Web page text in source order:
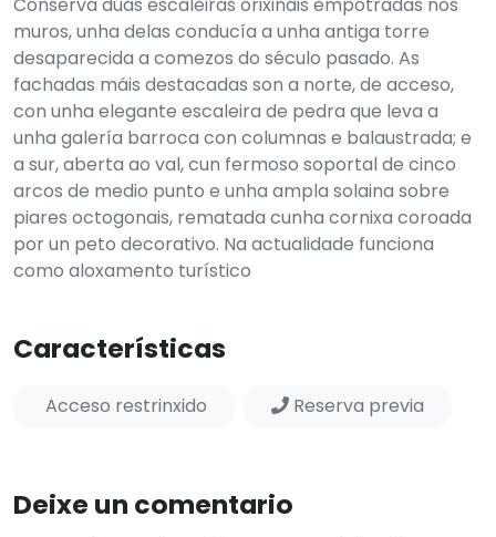
Conserva dúas escaleiras orixinais empotradas nos
muros, unha delas conducía a unha antiga torre
desaparecida a comezos do século pasado. As
fachadas máis destacadas son a norte, de acceso,
con unha elegante escaleira de pedra que leva a
unha galería barroca con columnas e balaustrada; e
a sur, aberta ao val, cun fermoso soportal de cinco
arcos de medio punto e unha ampla solaina sobre
piares octogonais, rematada cunha cornixa coroada
por un peto decorativo. Na actualidade funciona
como aloxamento turístico
Características
Acceso restrinxido Reserva previa
Deixe un comentario